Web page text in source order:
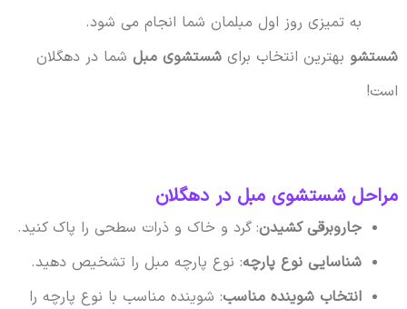
به تمیزی روز اول مبلمان شما انجام می شود.
شستشوبهترین انتخاب برای شستشوی مبلشما در دهگلان
است!
مراحل شستشوی مبل در دهگلان
جاروبرقی کشیدن: گرد و خاک و ذرات سطحی را پاک کنید.
شناسایی نوع پارچه: نوع پارچه مبل را تشخیص دهید.
انتخاب شوینده مناسب: شوینده مناسب با نوع پارچه را